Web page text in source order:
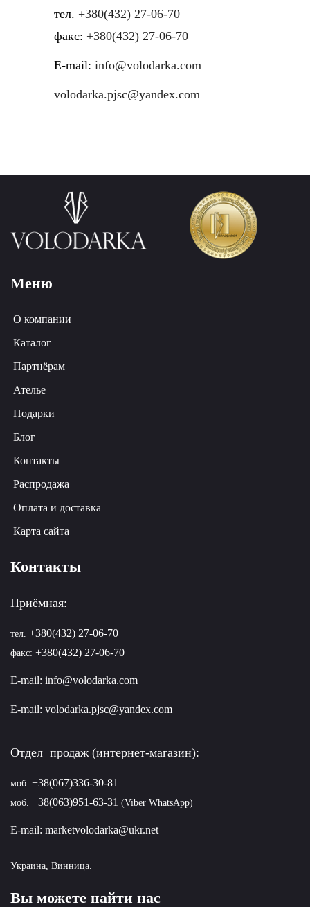
тел. +380(432) 27-06-70
факс: +380(432) 27-06-70
E-mail: info@volodarka.com
volodarka.pjsc@yandex.com
Меню
О компании
Каталог
Партнёрам
Ателье
Подарки
Блог
Контакты
Распродажа
Оплата и доставка
Карта сайта
Контакты
Приёмная:
тел. +380(432) 27-06-70
факс: +380(432) 27-06-70
E-mail: info@volodarka.com
E-mail: volodarka.pjsc@yandex.com
Отдел продаж (интернет-магазин):
моб. +38(067)336-30-81
моб. +38(063)951-63-31 (Viber WhatsApp)
E-mail: marketvolodarka@ukr.net
Украина, Винница.
Вы можете найти нас